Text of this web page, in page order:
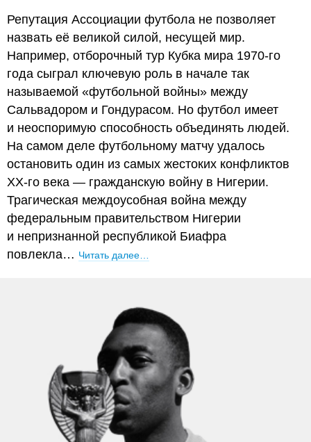
Репутация Ассоциации футбола не позволяет
назвать её великой силой, несущей мир.
Например, отборочный тур Кубка мира 1970-го
года сыграл ключевую роль в начале так
называемой «футбольной войны» между
Сальвадором и Гондурасом. Но футбол имеет
и неоспоримую способность объединять людей.
На самом деле футбольному матчу удалось
остановить один из самых жестоких конфликтов
XX-го века — гражданскую войну в Нигерии.
Трагическая междоусобная война между
федеральным правительством Нигерии
и непризнанной республикой Биафра
повлекла… Читать далее…